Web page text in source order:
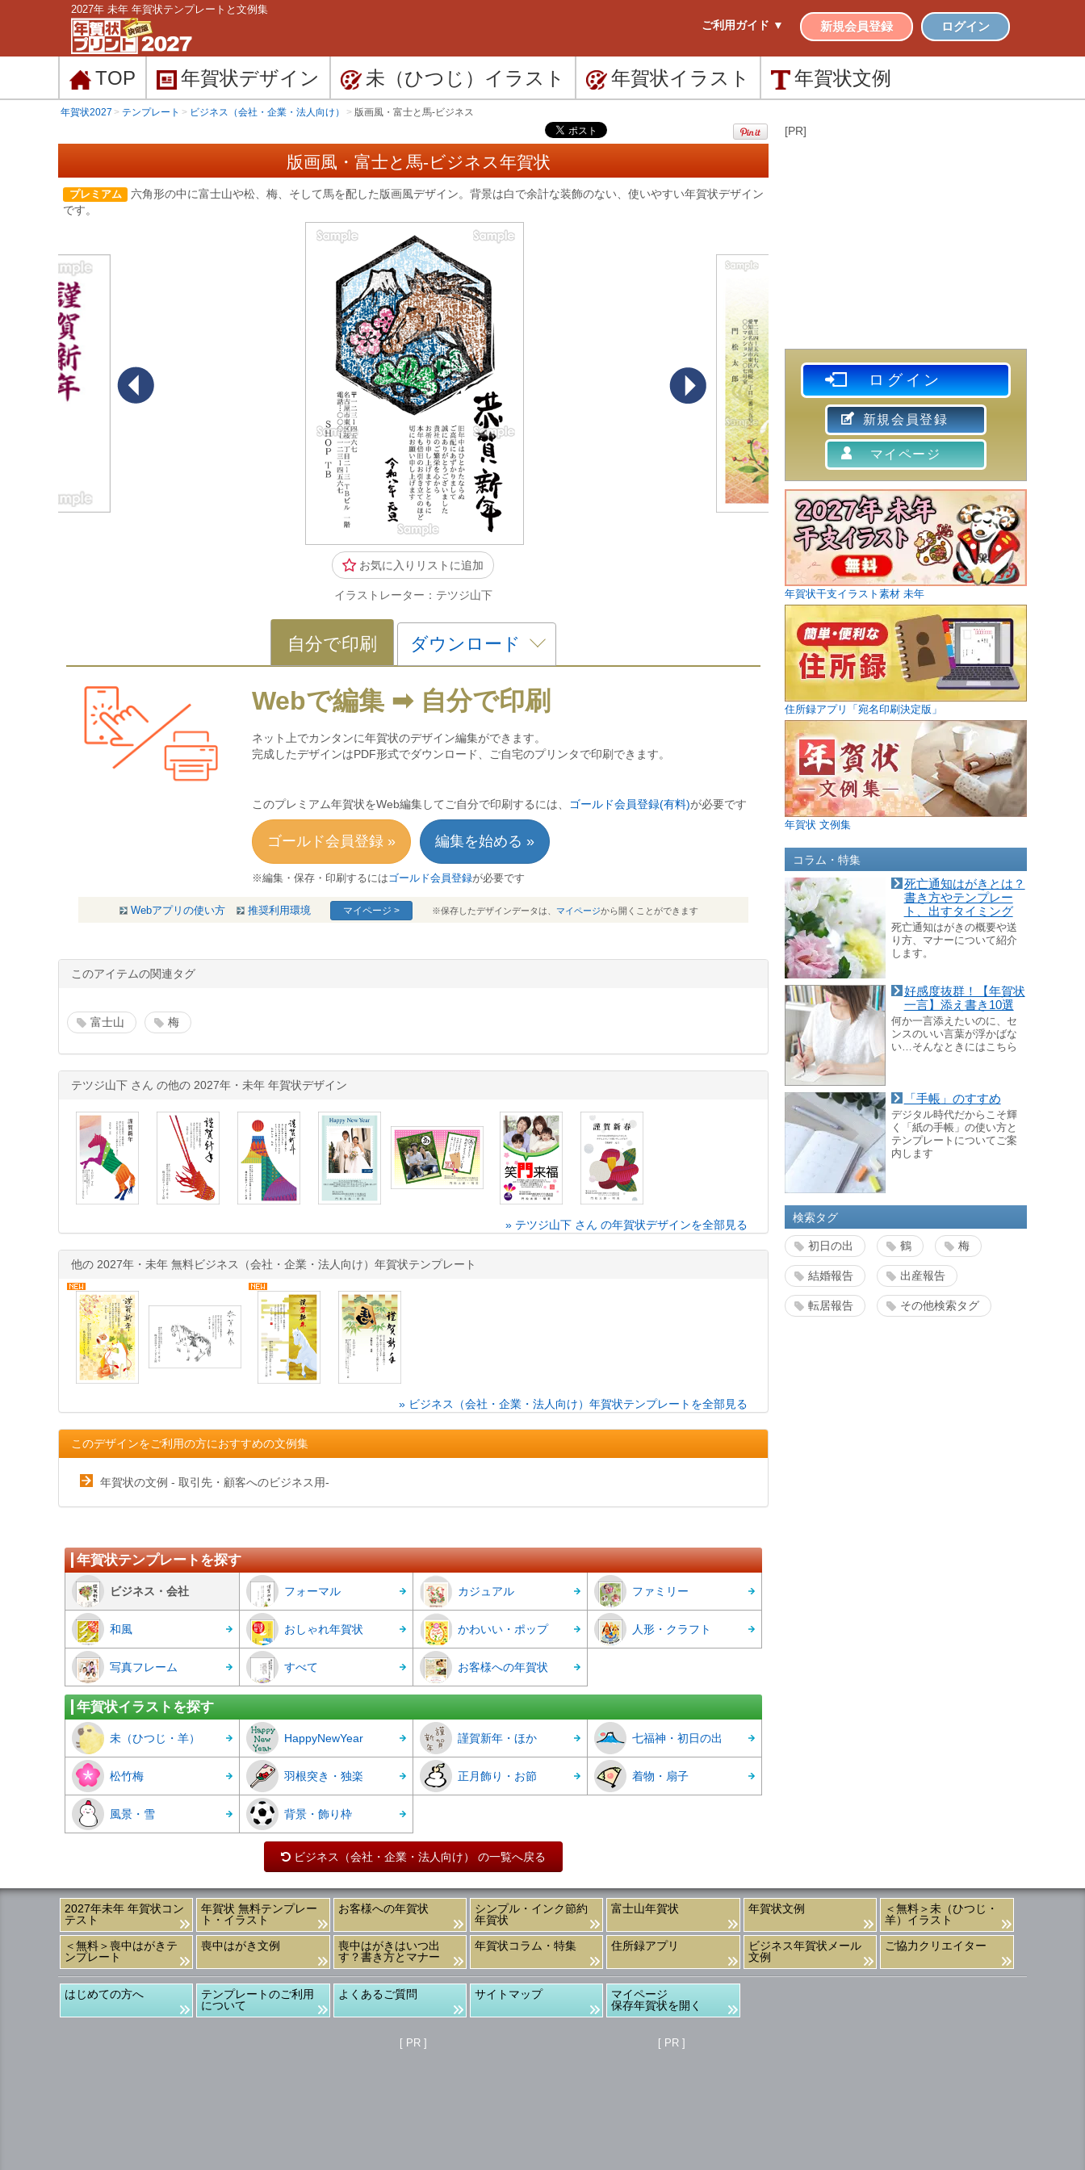
2027年 未年 年賀状テンプレートと文例集
ご利用ガイド ▼ 新規会員登録 ログイン
TOP 年賀状デザイン 未（ひつじ） イラスト 年賀状イラスト 年賀状文例
年賀状2027 テンプレート ビジネス（会社・企業・法人向け） 版画風・富士と馬-ビジネス
版画風・富士と馬-ビジネス年賀状
プレミアム
六角形の中に富士山や松、梅、そして馬を配した版画風デザイン。背景は白で余計な装飾のない、使いやすい年賀状デザイン
です。
お気に入りリストに追加
イラストレーター：テツジ山下
自分で印刷 ダウンロード
Webで編集 ➡ 自分で印刷
ネット上でカンタンに年賀状のデザイン編集ができます。
完成したデザインはPDF形式でダウンロード、ご自宅のプリンタで印刷できます。
このプレミアム年賀状をWeb編集してご自分で印刷するには、 ゴールド会員登録(有料)が必要です
ゴールド会員登録 » 編集を始める »
※編集・保存・印刷するには ゴールド会員登録が必要です
Webアプリの使い方 推奨利用環境 マイページ > ※保存したデザインデータは、マイページから開くことができます
このアイテムの関連タグ
富士山 梅
テツジ山下 さん の他の 2027年・未年 年賀状デザイン
» テツジ山下 さん の年賀状デザインを全部見る
他の 2027年・未年 無料ビジネス（会社・企業・法人向け）年賀状テンプレート
» ビジネス（会社・企業・法人向け）年賀状テンプレートを全部見る
このデザインをご利用の方におすすめの文例集
年賀状の文例 - 取引先・顧客へのビジネス用-
年賀状テンプレートを探す
ビジネス・会社 フォーマル カジュアル ファミリー
和風 おしゃれ年賀状 かわいい・ポップ 人形・クラフト
写真フレーム すべて お客様への年賀状
年賀状イラストを探す
未（ひつじ・羊） HappyNewYear 謹賀新年・ほか 七福神・初日の出
松竹梅 羽根突き・独楽 正月飾り・お節 着物・扇子
風景・雪 背景・飾り枠
ビジネス（会社・企業・法人向け） の一覧へ戻る
[PR]
ログイン
新規会員登録
マイページ
年賀状干支イラスト素材 未年
住所録アプリ「宛名印刷決定版」
年賀状 文例集
コラム・特集
死亡通知はがきとは？
書き方やテンプレー
ト、出すタイミング
死亡通知はがきの概要や送
り方、マナーについて紹介
します。
好感度抜群！【年賀状
一言】添え書き10選
何か一言添えたいのに、セ
ンスのいい言葉が浮かばな
い…そんなときにはこちら
「手帳」のすすめ
デジタル時代だからこそ輝
く「紙の手帳」の使い方と
テンプレートについてご案
内します
検索タグ
初日の出 鶴 梅
結婚報告 出産報告
転居報告 その他検索タグ
2027年未年 年賀状コン
テスト
年賀状 無料テンプレー
ト・イラスト
お客様への年賀状
シンプル・インク節約
年賀状
富士山年賀状 年賀状文例
＜無料＞未（ひつじ・
羊）イラスト
＜無料＞喪中はがきテ
ンプレート
喪中はがき文例
喪中はがきはいつ出
す？書き方とマナー
年賀状コラム・特集 住所録アプリ
ビジネス年賀状メール
文例
ご協力クリエイター
はじめての方へ
テンプレートのご利用
について
よくあるご質問 サイトマップ
マイページ
保存年賀状を開く
[ PR ] [ PR ]